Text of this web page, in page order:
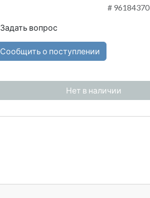
# 96184370
Задать вопрос
Сообщить о поступлении
Нет в наличии